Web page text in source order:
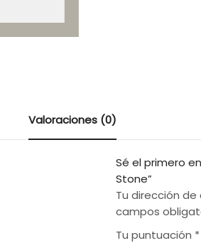
Valoraciones (0)
Sé el primero
Stone”
Tu dirección
campos
Tu puntuación *